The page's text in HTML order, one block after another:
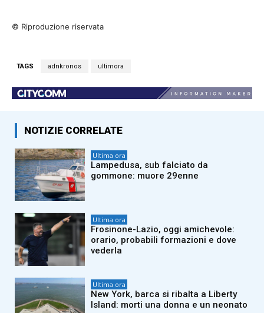
© Riproduzione riservata
TAGS adnkronos ultimora
NOTIZIE CORRELATE
Ultima ora
Lampedusa, sub falciato da
gommone: muore 29enne
Ultima ora
Frosinone-Lazio, oggi amichevole:
orario, probabili formazioni e dove
vederla
Ultima ora
New York, barca si ribalta a Liberty
Island: morti una donna e un neonato